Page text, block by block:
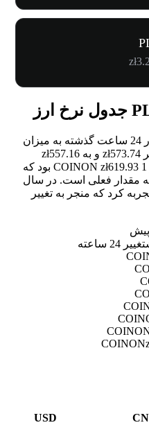
در نوسان بوده و به حداکثر zł573.74 و به zł557.16
رسیده است. یک ماه پیش، مقدار 1 COINON zł619.93 بود که
مقدار فعلی است. در سال
کرد که منجر به تغییر
تغییر 24 ساعته
USD